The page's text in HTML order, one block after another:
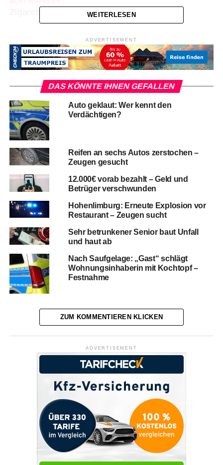
Zigarette verursacht Wohnungsbrand
WEITERLESEN
ADVERTISEMENT
DAS KÖNNTE IHNEN GEFALLEN
Auto geklaut: Wer kennt den
Verdächtigen?
Reifen an sechs Autos zerstochen –
Zeugen gesucht
12.000€ vorab bezahlt – Geld und
Betrüger verschwunden
Hohenlimburg: Erneute Explosion vor
Restaurant – Zeugen sucht
Sehr betrunkener Senior baut Unfall
und haut ab
Nach Saufgelage: „Gast“ schlägt
Wohnungsinhaberin mit Kochtopf –
Festnahme
ZUM KOMMENTIEREN KLICKEN
ADVERTISEMENT